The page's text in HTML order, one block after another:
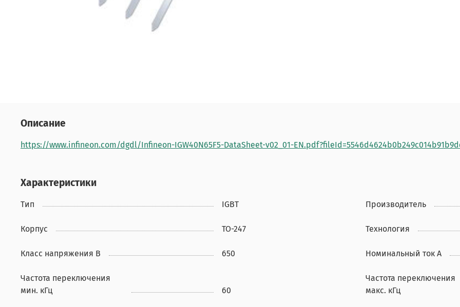
Описание
https://www.infineon.com/dgdl/Infineon-IGW40N65F5-DataSheet-v02_01-
Характеристики
Тип IGBT Производитель
Корпус TO-247 Технология
Класс напряжения В 650 Номинальный ток А
Частота переключения
мин. кГц
60
Частота переключения
макс. кГц